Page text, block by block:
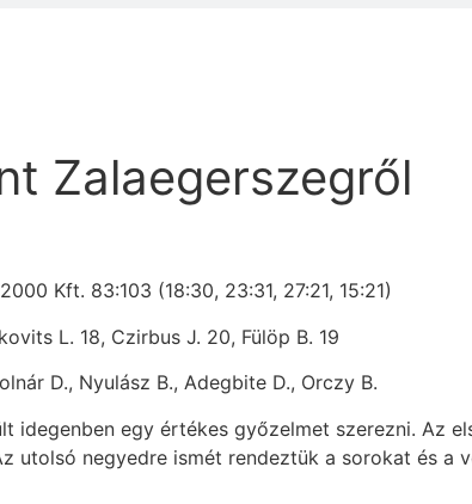
Zalaegerszegről
Kft. 83:103 (18:30, 23:31, 27:21, 15:21)
L. 18, Czirbus J. 20, Fülöp B. 19
D., Nyulász B., Adegbite D., Orczy B.
idegenben egy értékes győzelmet szerezni. Az
utolsó negyedre ismét rendeztük a sorokat és a